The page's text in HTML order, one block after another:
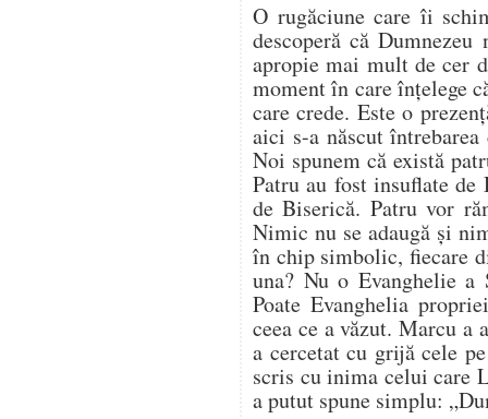
O rugăciune care îi
descoperă că
apropie mai mult de cer
moment în care înțelege
care crede. Este o
aici s-a născut
Noi spunem că există
Patru au fost insuflate
de Biserică. Patru vor
Nimic nu se adaugă și
în chip simbolic, fiecare
una? Nu o Evanghelie
Poate Evanghelia
ceea ce a văzut. Marcu
a cercetat cu grijă cele
scris cu inima celui care
a putut spune simplu: